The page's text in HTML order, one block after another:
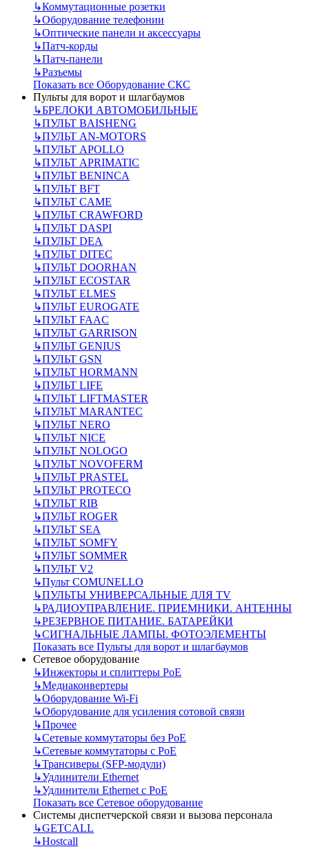
↳Коммутационные розетки
↳Оборудование телефонии
↳Оптические панели и аксессуары
↳Патч-корды
↳Патч-панели
↳Разъемы
Показать все Оборудование СКС
Пульты для ворот и шлагбаумов
↳БРЕЛОКИ АВТОМОБИЛЬНЫЕ
↳ПУЛЬТ BAISHENG
↳ПУЛЬТ AN-MOTORS
↳ПУЛЬТ APOLLO
↳ПУЛЬТ APRIMATIC
↳ПУЛЬТ BENINCA
↳ПУЛЬТ BFT
↳ПУЛЬТ CAME
↳ПУЛЬТ CRAWFORD
↳ПУЛЬТ DASPI
↳ПУЛЬТ DEA
↳ПУЛЬТ DITEC
↳ПУЛЬТ DOORHAN
↳ПУЛЬТ ECOSTAR
↳ПУЛЬТ ELMES
↳ПУЛЬТ EUROGATE
↳ПУЛЬТ FAAC
↳ПУЛЬТ GARRISON
↳ПУЛЬТ GENIUS
↳ПУЛЬТ GSN
↳ПУЛЬТ HORMANN
↳ПУЛЬТ LIFE
↳ПУЛЬТ LIFTMASTER
↳ПУЛЬТ MARANTEC
↳ПУЛЬТ NERO
↳ПУЛЬТ NICE
↳ПУЛЬТ NOLOGO
↳ПУЛЬТ NOVOFERM
↳ПУЛЬТ PRASTEL
↳ПУЛЬТ PROTECO
↳ПУЛЬТ RIB
↳ПУЛЬТ ROGER
↳ПУЛЬТ SEA
↳ПУЛЬТ SOMFY
↳ПУЛЬТ SOMMER
↳ПУЛЬТ V2
↳Пульт СOMUNELLO
↳ПУЛЬТЫ УНИВЕРСАЛЬНЫЕ ДЛЯ TV
↳РАДИОУПРАВЛЕНИЕ. ПРИЕМНИКИ. АНТЕННЫ
↳РЕЗЕРВНОЕ ПИТАНИЕ. БАТАРЕЙКИ
↳СИГНАЛЬНЫЕ ЛАМПЫ. ФОТОЭЛЕМЕНТЫ
Показать все Пульты для ворот и шлагбаумов
Сетевое оборудование
↳Инжекторы и сплиттеры РоЕ
↳Медиаконвертеры
↳Оборудование Wi-Fi
↳Оборудование для усиления сотовой связи
↳Прочее
↳Сетевые коммутаторы без РоЕ
↳Сетевые коммутаторы с РоЕ
↳Трансиверы (SFP-модули)
↳Удлинители Ethernet
↳Удлинители Ethernet с PoE
Показать все Сетевое оборудование
Системы диспетчерской связи и вызова персонала
↳GETCALL
↳Hostcall